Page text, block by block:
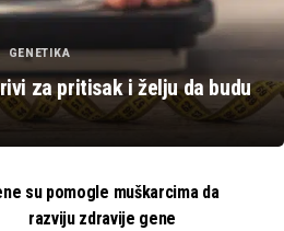
GENETIKA
za pritisak i želju da budu
su pomogle muškarcima da
razviju zdravije gene